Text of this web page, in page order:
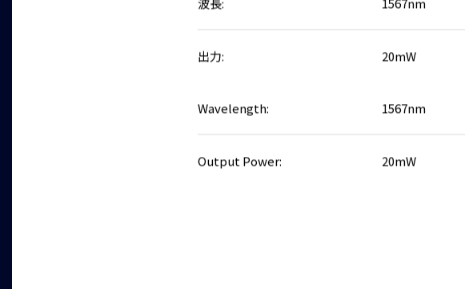
波長: 1567nm
出力: 20mW
Wavelength: 1567nm
Output Power: 20mW